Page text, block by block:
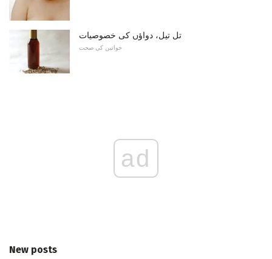
تل تیل، دواؤں کی خصوصیات
خواتین کی صحت
ad
New posts